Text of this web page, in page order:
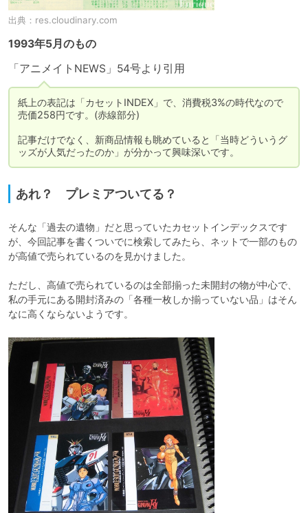
出典： res.cloudinary.com
1993年5月のもの
「アニメイトNEWS」54号より引用
紙上の表記は「カセットINDEX」で、消費税3%の時代なので
売価258円です。(赤線部分)
記事だけでなく、新商品情報も眺めていると「当時どういうグ
ッズが人気だったのか」が分かって興味深いです。
あれ？ プレミアついてる？
そんな「過去の遺物」だと思っていたカセットインデックスです
が、今回記事を書くついでに検索してみたら、ネットで一部のもの
が高値で売られているのを見かけました。
ただし、高値で売られているのは全部揃った未開封の物が中心で、
私の手元にある開封済みの「各種一枚しか揃っていない品」はそん
なに高くならないようです。